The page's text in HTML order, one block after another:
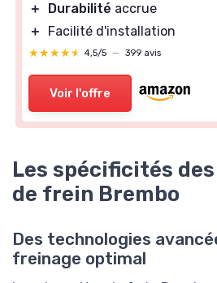
＋
Durabilité accrue
＋
Facilité d'installation
★★★★★
★★★★★ 4,5/5 — 399 avis
Voir l'offre
Les spécificités
de frein Brembo
Des technologies
freinage optimal